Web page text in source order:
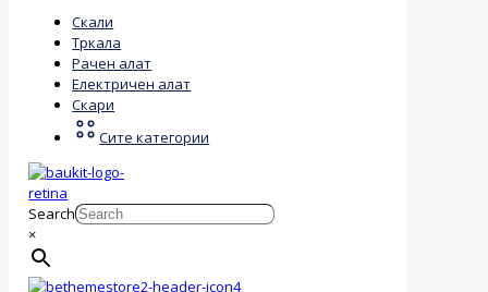
Скали
Тркала
Рачен алат
Електричен алат
Скари
Сите категории
Search
×